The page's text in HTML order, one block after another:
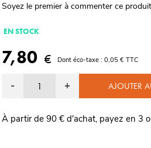
Soyez le premier à commenter ce produit
EN STOCK
7,80 € Dont éco-taxe : 0,05 € TTC
- + AJOUTER
À partir de 90 € d'achat, payez en 3